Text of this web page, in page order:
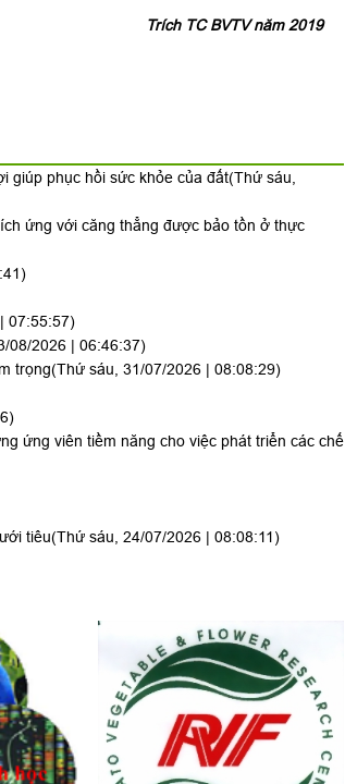
Trích TC BVTV năm 2019
giúp phục hồi sức khỏe của đất(Thứ sáu,
ứng với căng thẳng được bảo tồn ở thực
07:55:57)
08/2026 | 06:46:37)
trọng(Thứ sáu, 31/07/2026 | 08:08:29)
ứng viên tiềm năng cho việc phát triển các chế
tiêu(Thứ sáu, 24/07/2026 | 08:08:11)